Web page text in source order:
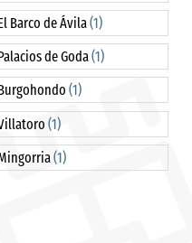
Barco de Ávila(1)
de Goda(1)
(1)
(1)
(1)